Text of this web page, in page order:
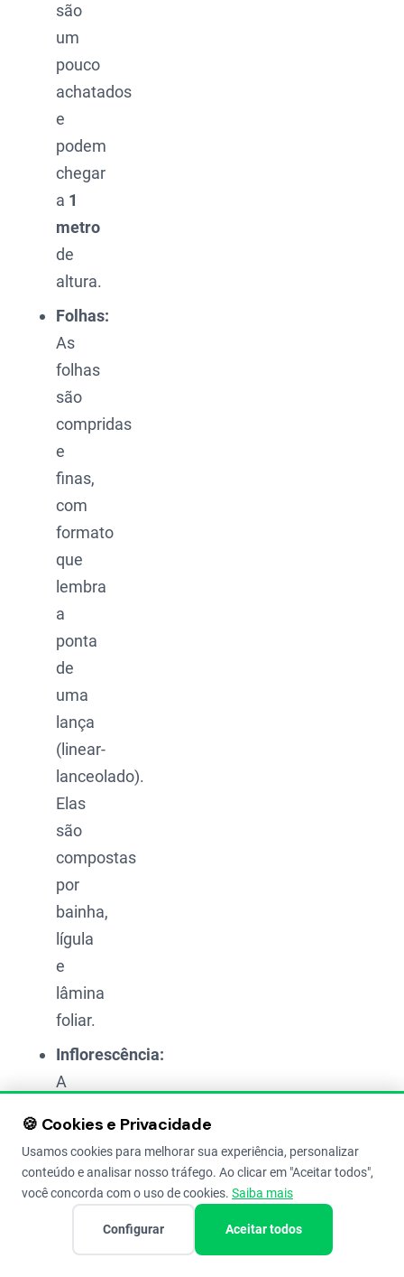
são
um
pouco
achatados
e
podem
chegar
a 1
metro
de
altura.
Folhas:
As
folhas
são
compridas
e
finas,
com
formato
que
lembra
a
ponta
de
uma
lança
(linear-
lanceolado).
Elas
são
compostas
por
bainha,
lígula
e
lâmina
foliar.
Inflorescência:
A
que é
a
parte
🍪 Cookies e Privacidade
Usamos cookies para melhorar sua experiência, personalizar
conteúdo e analisar nosso tráfego. Ao clicar em "Aceitar todos",
você concorda com o uso de cookies. Saiba mais
Configurar Aceitar todos